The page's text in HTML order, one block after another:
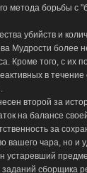
метода борьбы с
убийств и
Мудрости более
Кроме того, с
в
второй за
на балансе
за
вашего чара, но и
устаревший
сборщика